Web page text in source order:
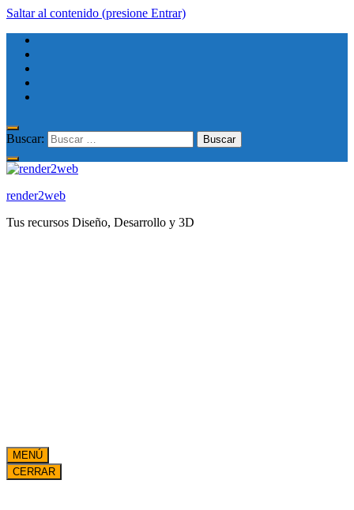
Saltar al contenido (presione Entrar)
Buscar:
render2web
Tus recursos Diseño, Desarrollo y 3D
MENÚ
CERRAR